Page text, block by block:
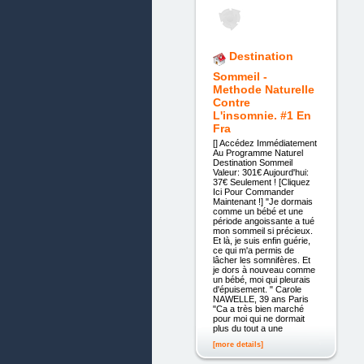
Destination
Sommeil -
Methode Naturelle
Contre
L'insomnie. #1 En
Fra
[] Accédez Immédiatement
Au Programme Naturel
Destination Sommeil
Valeur: 301€ Aujourd'hui:
37€ Seulement ! [Cliquez
Ici Pour Commander
Maintenant !] "Je dormais
comme un bébé et une
période angoissante a tué
mon sommeil si précieux.
Et là, je suis enfin guérie,
ce qui m'a permis de
lâcher les somnifères. Et
je dors à nouveau comme
un bébé, moi qui pleurais
d'épuisement. " Carole
NAWELLE, 39 ans Paris
"Ca a très bien marché
pour moi qui ne dormait
plus du tout a une
[more details]